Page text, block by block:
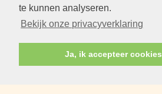
te kunnen analyseren.
Bekijk onze privacyverklaring
Ja, ik accepteer cookies